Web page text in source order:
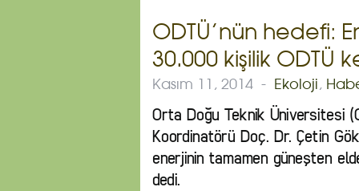
ODTÜ’nün hedefi:
30.000 kişilik ODTÜ
Kasım 11, 2014 - Ekoloji,
Orta Doğu Teknik Üniversitesi
Koordinatörü Doç. Dr. Çetin
enerjinin tamamen güneşten
dedi.